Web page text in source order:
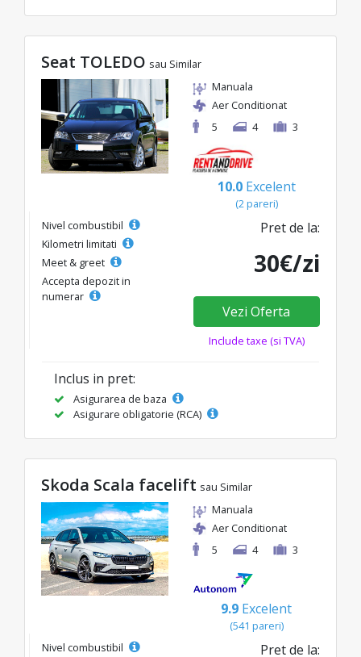
Seat TOLEDO sau Similar
Manuala
Aer Conditionat
5
4 3
10.0 Excelent
(2 pareri)
Nivel combustibil
Kilometri limitati
Meet & greet
Accepta depozit in
numerar
Pret de la:
30€/zi
Vezi Oferta
Include taxe (si TVA)
Inclus in pret:
Asigurarea de baza
Asigurare obligatorie (RCA)
Skoda Scala facelift sau Similar
Manuala
Aer Conditionat
5
4 3
9.9 Excelent
(541 pareri)
Nivel combustibil
Pret de la: